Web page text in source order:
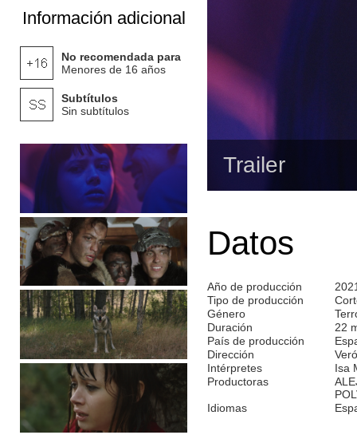
Información adicional
No recomendada para
Menores de 16 años
Subtítulos
Sin subtítulos
Trailer
Datos
Año de producción
Tipo de producción
Género
Duración
22
País de producción
Dirección
Intérpretes
Isa
Productoras
Idiomas